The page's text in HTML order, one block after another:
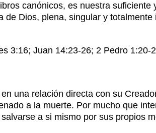
canónicos, es nuestra suficiente
de Dios, plena, singular y totalmente
3:16; Juan 14:23-26; 2 Pedro 1:20-
una relación directa con su
a la muerte. Por mucho que
a si mismo por sus propios